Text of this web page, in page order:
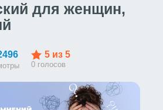
для женщин,
5 из 5
0 голосов